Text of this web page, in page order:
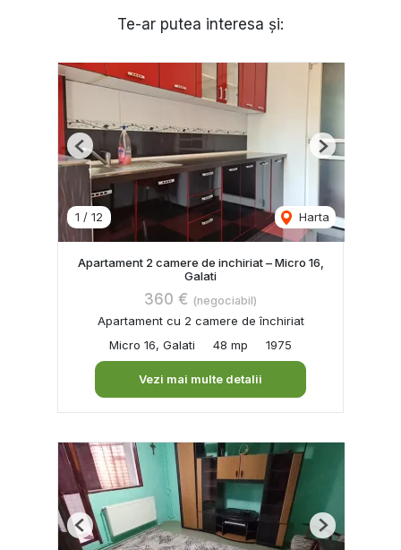
Te-ar putea interesa și:
1 / 12 Harta
Previous Next
Apartament 2 camere de inchiriat – Micro 16,
Galati
360 € (negociabil)
Apartament cu 2 camere de închiriat
Micro 16, Galati
48 mp 1975
Vezi mai multe detalii
Previous Next